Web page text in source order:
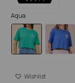
Aqua